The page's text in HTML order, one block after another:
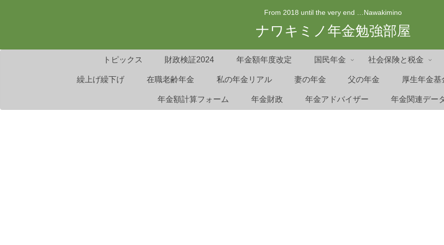
From 2018 until the very end …Nawakimino
ナワキミノ年金勉強部屋
トピックス 財政検証2024 年金額年度改定 国民年金 社会保険と税金
繰上げ繰下げ 在職老齢年金 私の年金リアル 妻の年金 父の年金 厚生年金基
年金額計算フォーム 年金財政 年金アドバイザー 年金関連デー